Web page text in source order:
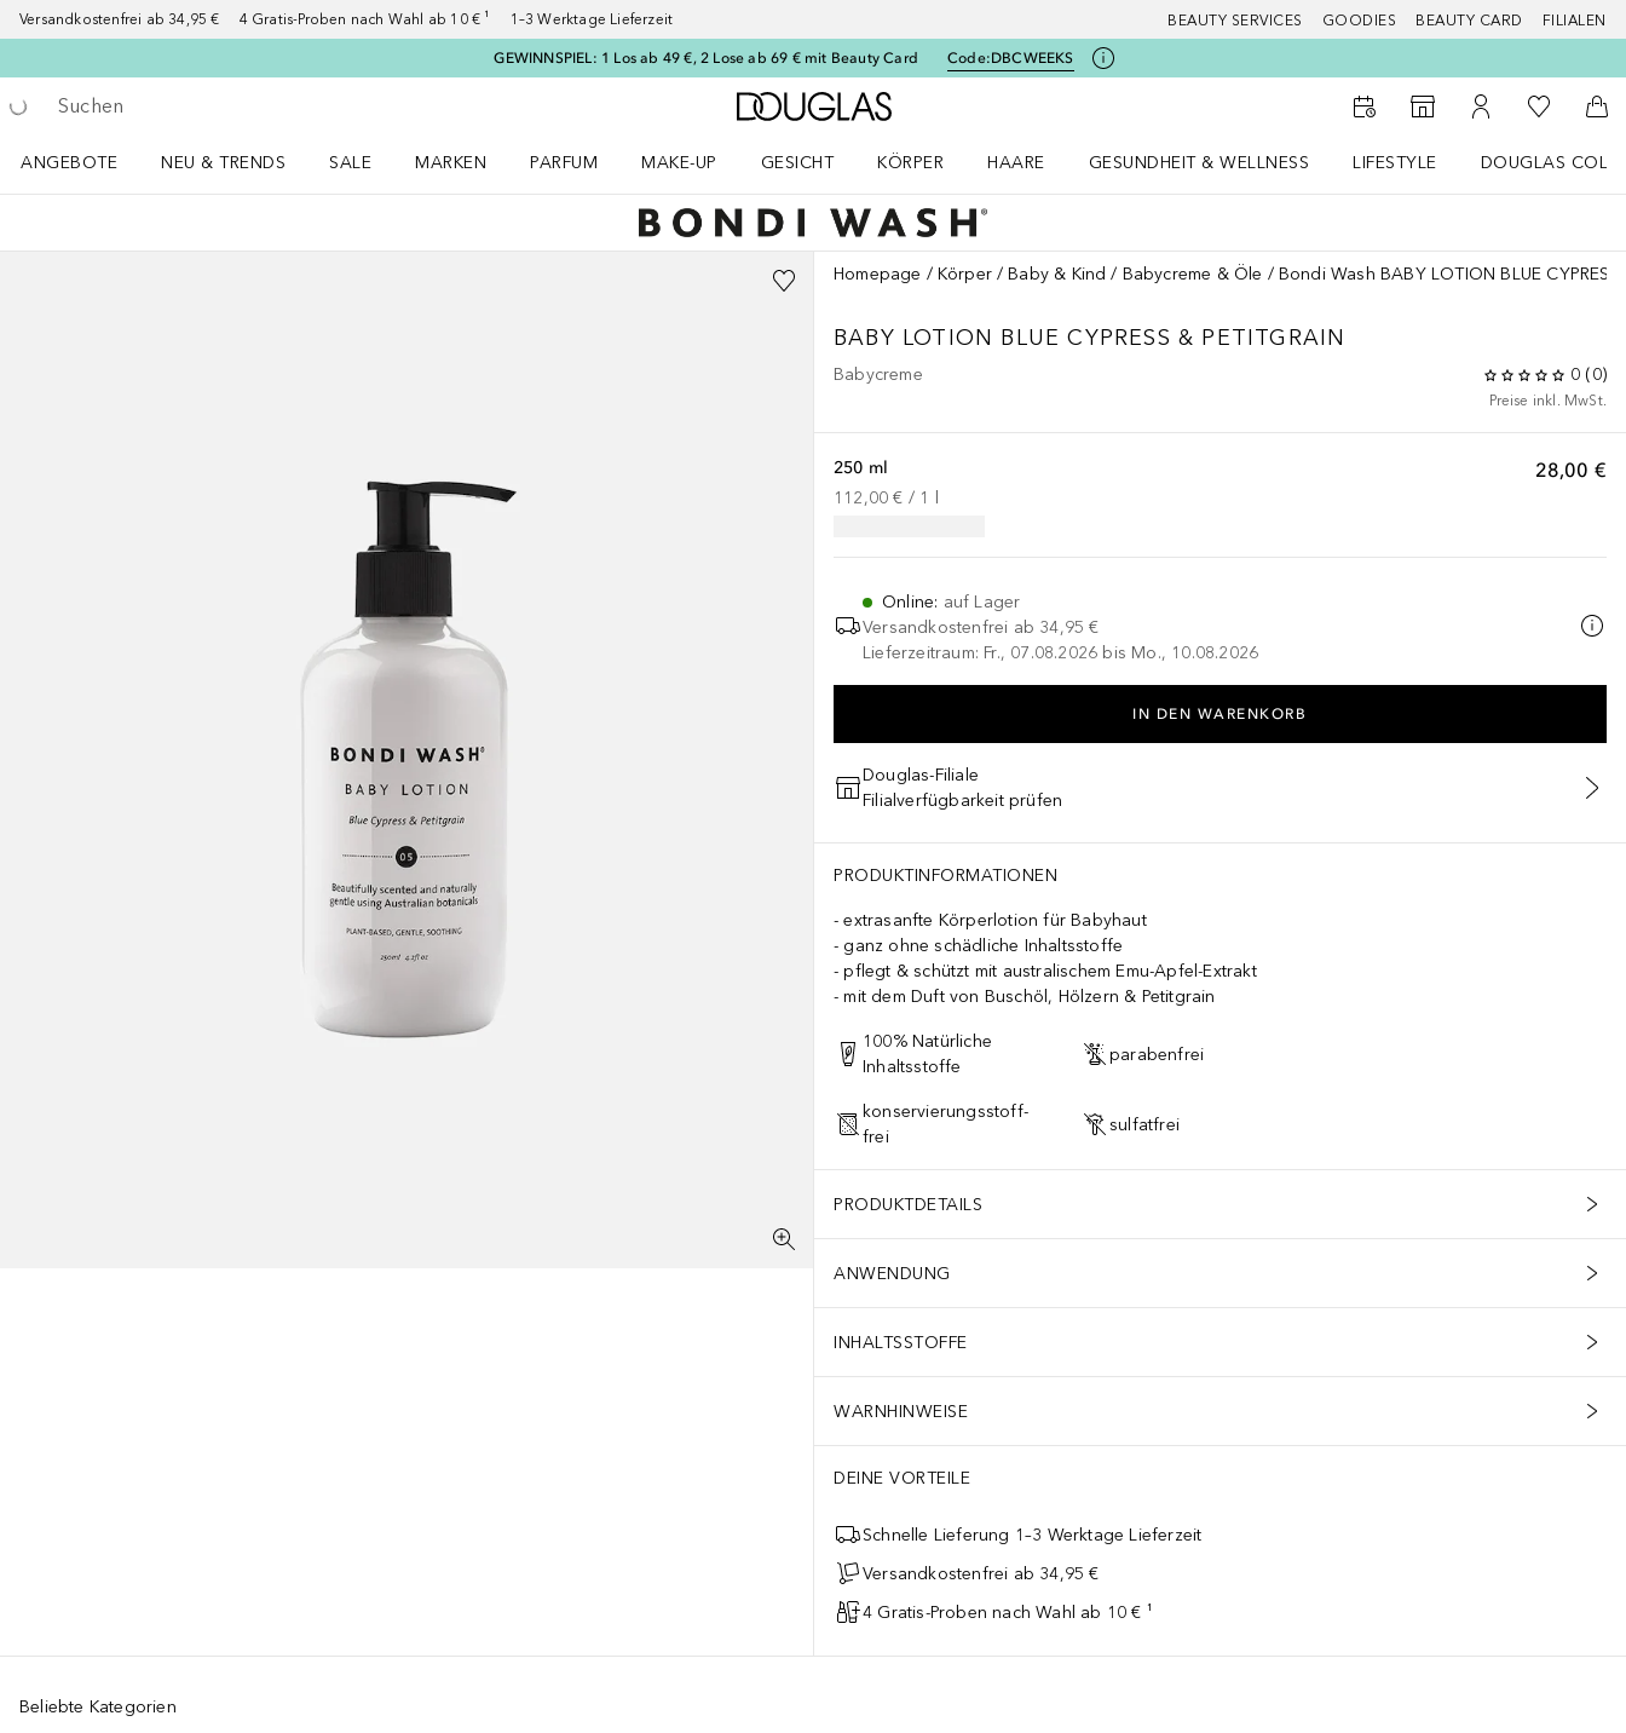
Versandkostenfrei ab 34,95 € 4 Gratis-Proben nach Wahl ab 10 € ¹ 1–3 Werktage Lieferzeit BEAUTY SERVICES GOODIES BEAUTY CARD FILIALEN
GEWINNSPIEL: 1 Los ab 49 €, 2 Lose ab 69 € mit Beauty Card Code:DBCWEEKS
Gehe zurück
Suche ausführen
Zur Douglas Startseite
Zum Storefinder
Zu Meinem
Zu Meiner
ANGEBOTE
NEU & TRENDS
SALE
MARKEN
PARFUM
MAKE-UP
GESICHT
KÖRPER
HAARE
GESUNDHEIT & WELLNESS
LIFESTYLE
DOUGLAS
Homepage Körper Baby & Kind Babycreme & Öle Bondi Wash BABY LOTION BLUE CYPRESS
BABY LOTION BLUE CYPRESS & PETITGRAIN
Babycreme 0 (0)
Preise inkl. MwSt.
28,00 €
250 ml
112,00 € / 1
Online: auf Lager
Versandkostenfrei ab 34,95 €
Lieferzeitraum: Fr., 07.08.2026 bis Mo., 10.08.2026
IN DEN WARENKORB
Douglas-Filiale
Filialverfügbarkeit prüfen
PRODUKTINFORMATIONEN
extrasanfte Körperlotion für Babyhaut
ganz ohne schädliche Inhaltsstoffe
pflegt & schützt mit australischem Emu-Apfel-Extrakt
mit dem Duft von Buschöl, Hölzern & Petitgrain
100% Natürliche
Inhaltsstoffe
parabenfrei
konservierungsstoff-
frei
sulfatfrei
PRODUKTDETAILS
ANWENDUNG
INHALTSSTOFFE
WARNHINWEISE
DEINE VORTEILE
Schnelle Lieferung 1–3 Werktage Lieferzeit
Versandkostenfrei ab 34,95 €
4 Gratis-Proben nach Wahl ab 10 € ¹
Beliebte Kategorien